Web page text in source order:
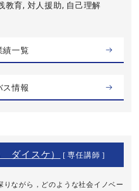
教育, 対人援助, 自己理解
績一覧
ス情報
ダイスケ） [ 専任講師 ]
りながら，どのような社会イノベー